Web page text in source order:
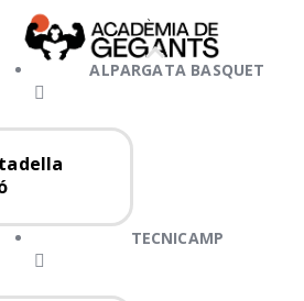
ALPARGATA BASQUET
TECNICAMP
Alpargata Basquet
Tecnicamp
3×3
Alpargata Futbol
Gegants Camp
Tecniemocions
Contacte